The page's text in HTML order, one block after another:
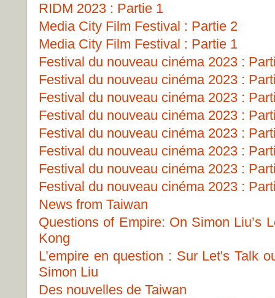
RIDM 2023 : Partie 1
Media City Film Festival : Partie 2
Media City Film Festival : Partie 1
Festival du nouveau cinéma 2023 :
Festival du nouveau cinéma 2023 :
Festival du nouveau cinéma 2023 :
Festival du nouveau cinéma 2023 :
Festival du nouveau cinéma 2023 :
Festival du nouveau cinéma 2023 :
Festival du nouveau cinéma 2023 :
Festival du nouveau cinéma 2023 :
News from Taiwan
Questions of Empire: On Simon Liu’s
Kong
L’empire en question : Sur Let's Talk
Simon Liu
Des nouvelles de Taiwan